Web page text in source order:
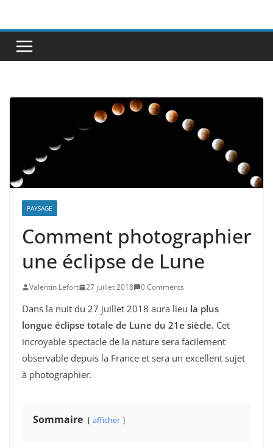
contenu
PAYSAGE
Comment photographier
une éclipse de Lune
Valentin Lefort 27 juillet 2018 0 Comments
Dans la nuit du 27 juillet 2018 aura lieu la plus
longue éclipse totale de Lune du 21e siècle. Cet
incroyable spectacle de la nature sera facilement
observable depuis la France et sera un excellent sujet
à photographier.
Sommaire afficher